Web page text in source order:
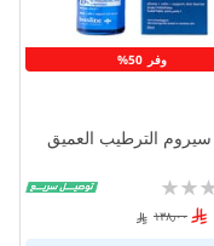
وفر 50%
سيروم الترطيب العميق
١٣٨٫٠٠